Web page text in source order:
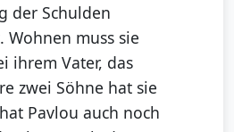
der Schulden
muss sie
ihrem Vater, das
zwei Söhne hat sie
Pavlou auch noch